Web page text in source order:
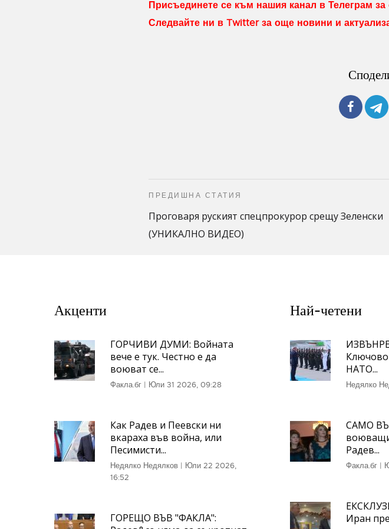
Присъединете се към нашия канал в Телеграм
Следвайте ни в Twitter за още новини и
ПРЕДИШНА СТАТИЯ
Проговаря руският спецпрокурор срещу Зеленски
(УНИКАЛНО ВИДЕО)
Акценти
ГОРЧИВИ ДУМИ: Войната
вече е тук. Честно е да
воюват се...
Факла.бг | Юли 31 2026, 09:28
Как Радев и Пеевски ни
вкараха във война, или
Песимисти...
Недялко Недялков | Юли 22 2026,
16:52
ГОРЕЩО ВЪВ "ФАКЛА":
Най-четени
НАТО...
Недялко
САМО
Радев...
Факла.бг |
Иран